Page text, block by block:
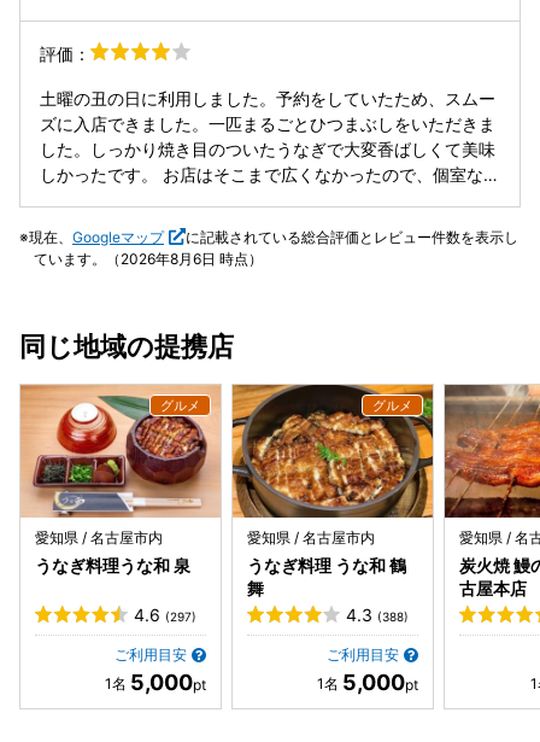
ブルで、大人数でもゆっくり できます。 9人で丁度良い感じ
でした。 10人以上だと狭く感じるかもしれませんね。 カウ
ンター席なら、鰻のライブキッチンを 見ることができます。
デートならきっと盛り上がることでしょう❣️ 注文は、 1本ひ
つまぶし ¥5780×5 蒲焼1本重 ¥5600 天ぷら御膳 ¥2700 う
なぎ四代目菊川のひつまぶし¥4200 天ぷら4種盛りと名古屋
名物ひつまぶし ¥5500 キリンラガー（瓶ビール）¥800 テ
国際空港に 行ってて欠席、テイクアウトです。 欠席でもひ
つまぶし 食べれてよかったですね♡ じいちゃんは、ビール
しました。 息子はお茶漬けにしないからと、蒲焼1本重で
しました❣️ 1本ひつまぶしは、インパクトがあって 映ますね
めっちゃ美味しそうです❣️ 「一本うなぎ」の専用器は、江戸
より続く窯元に 特別につくって頂いているものだそうす。
保温性に優れた器で、冷めないのが特徴だそうです。 焼きは
関西風でカリカリです❣️ ただちょっと焼き過ぎかな？ ふんわ
り感はあまりありませんでした。 カリカリなので、お茶漬け
にはよく合います❣️ めっちゃ美味しかったです(*´ч`*)♡ 最
後の一口は端っこだから、皮がこげていて 苦かったのがちょ
評価：
土曜の丑の日に利用しました。予約をしていたため、スムー
ズに入店できました。一匹まるごとひつまぶしをいただきま
した。しっかり焼き目のついたうなぎで大変香ばしくて美味
しかったです。 お店はそこまで広くなかったので、個室など
現在、 Googleマップ
に記載されている総合評価とレビュー件数を表示し
ています。（2026年8月6日 時点）
同じ地域の提携店
愛知県 / 名古屋市内
うなぎ料理うな和 泉
4.6 (297)
ご利用目安
5,000
愛知県 / 名古屋市内
うなぎ料理 うな和 鶴
舞
4.3 (388)
ご利用目安
5,000
愛知県 / 名
炭火焼 鰻
古屋本店